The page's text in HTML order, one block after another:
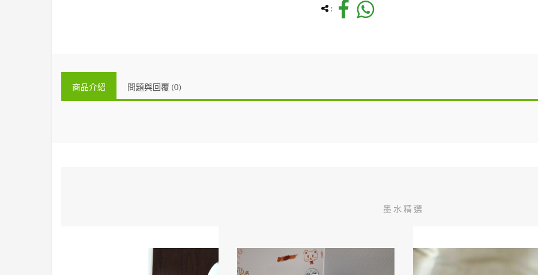
:
商品介紹 問題與回覆 (0)
墨水精選